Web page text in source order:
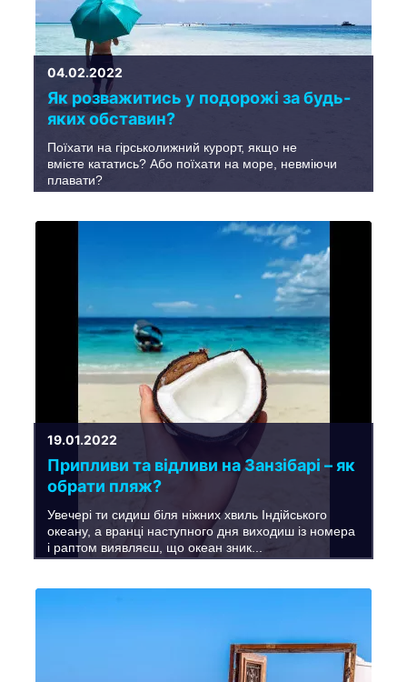
04.02.2022
Як розважитись у подорожі за будь-
яких обставин?
Поїхати на гірськолижний курорт, якщо не
вмієте кататись? Або поїхати на море, невміючи
плавати?
19.01.2022
Припливи та відливи на Занзібарі – як
обрати пляж?
Увечері ти сидиш біля ніжних хвиль Індійського
океану, а вранці наступного дня виходиш із номера
і раптом виявляєш, що океан зник...